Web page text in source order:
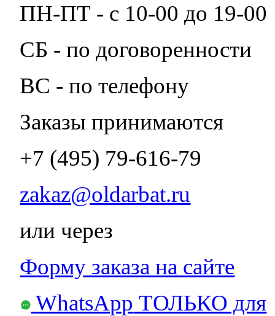
ПН-ПТ - с 10-00 до 19-00
СБ - по договоренности
ВС - по телефону
Заказы принимаются
+7 (495) 79-616-79
zakaz@oldarbat.ru
или через
Форму заказа на сайте
WhatsApp ТОЛЬКО для